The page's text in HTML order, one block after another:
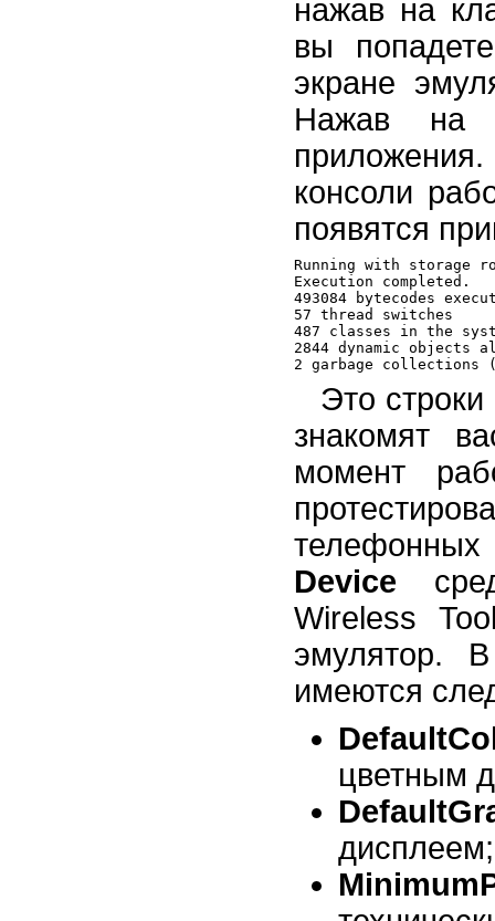
нажав на
вы
экране
Нажав на
консоли
появятся
Running with storage
Execution completed.
493084 bytecodes
57 thread switches
487 classes in the
2844 dynamic objects
Это
знакомят
момент
Device
Wireless
эмулятор.
имеются
цветным
дисплеем;